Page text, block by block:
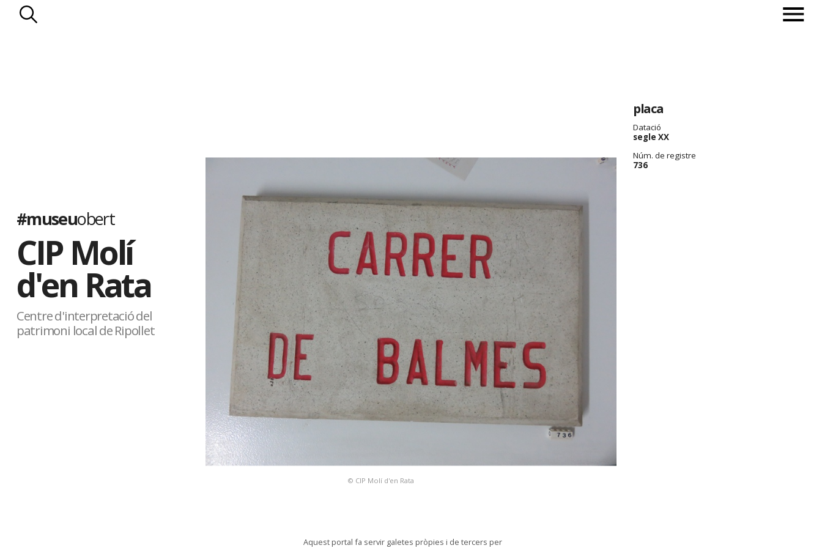
#museuobert
CIP Molí
d'en Rata
Centre d'interpretació del
patrimoni local de Ripollet
© CIP Molí d'en Rata
placa
Datació
segle XX
Núm. de registre
736
Aquest portal fa servir galetes pròpies i de tercers per